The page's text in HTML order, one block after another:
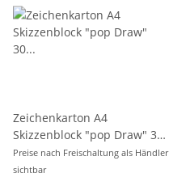
Zeichenkarton A4
Skizzenblock "pop Draw" 30
Blatt weiß, 180 g/m²
Preise nach Freischaltung als Händler
sichtbar